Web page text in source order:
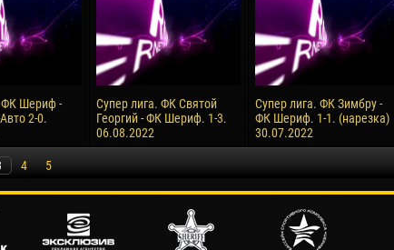
ФК Шериф -
2-0.
Супер лига. ФК Святой
Георгий - ФК Шериф. 1-3.
06.08.2022
Супер лига. ФК Зимбру -
ФК Шериф. 1-1. (нарезка)
30.07.2022
4 5